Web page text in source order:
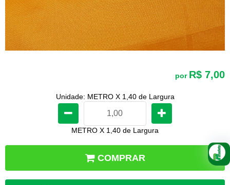
por R$ 7,00
Unidade: METRO X 1,40 de Largura
METRO X 1,40 de Largura
COMPRAR